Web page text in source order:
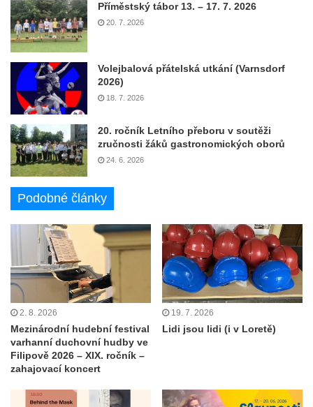
Příměstský tábor 13. – 17. 7. 2026
20. 7. 2026
Volejbalová přátelská utkání (Varnsdorf
2026)
18. 7. 2026
20. ročník Letního přeboru v soutěži
zručnosti žáků gastronomických oborů
24. 6. 2026
Podobné články
2. 8. 2026
Mezinárodní hudební festival
varhanní duchovní hudby ve
Filipově 2026 – XIX. ročník –
zahajovací koncert
19. 7. 2026
Lidi jsou lidi (i v Loretě)